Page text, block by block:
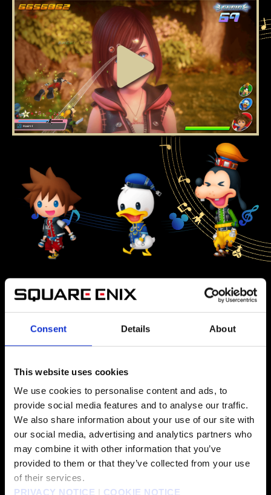
Consent Details About
This website uses cookies
We use cookies to personalise content and ads, to
provide social media features and to analyse our traffic.
We also share information about your use of our site with
our social media, advertising and analytics partners who
may combine it with other information that you’ve
provided to them or that they’ve collected from your use
of their services.
PRIVACY NOTICE | COOKIE NOTICE
Erlebe die Musik von
wie nie zuvor!
ENTHÄLT 140+ LIEDER